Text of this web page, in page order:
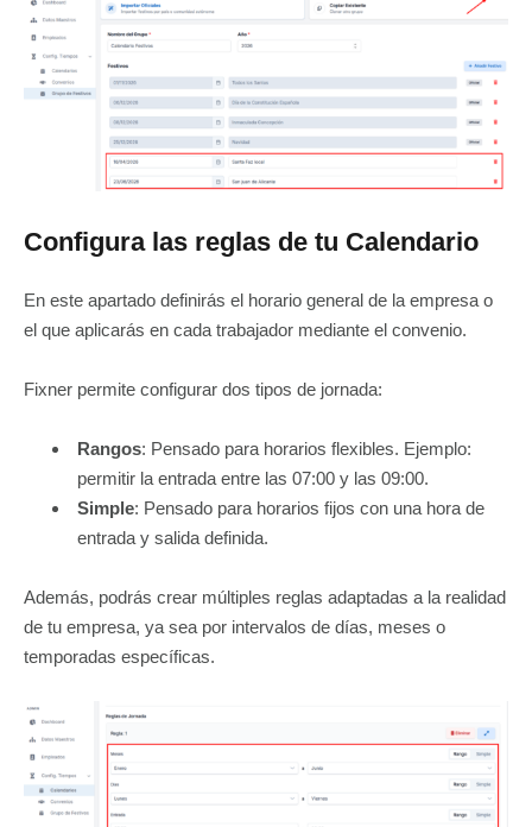
Configura las reglas de tu Calendario
En este apartado definirás el horario general de la empresa o
el que aplicarás en cada trabajador mediante el convenio.
Fixner permite configurar dos tipos de jornada:
Rangos: Pensado para horarios flexibles. Ejemplo:
permitir la entrada entre las 07:00 y las 09:00.
Simple: Pensado para horarios fijos con una hora de
entrada y salida definida.
Además, podrás crear múltiples reglas adaptadas a la realidad
de tu empresa, ya sea por intervalos de días, meses o
temporadas específicas.